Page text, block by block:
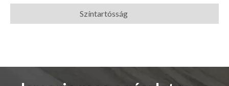
Színtartósság